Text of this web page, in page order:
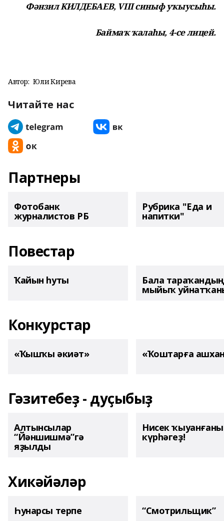
Фәнзил КИЛДЕБАЕВ, VIII синыф уҡыусыһы.
Баймаҡ ҡалаһы, 4-се лицей.
Автор: Юлиә Кирәева
Читайте нас
Партнеры
Фотобанк
журналистов РБ
Рубрика "Еда и
напитки"
Повестар
Ҡайын һуты Бала тараҡандың
мыйыҡ
Конкурстар
«Ҡышҡы әкиәт» «Ҡоштарға
Гәзитебеҙ - дуҫыбыҙ
Алтынсылар
“Йәншишмә”гә
яҙылды
Нисек
күрһәгеҙ!
Хикәйәләр
Һунарсы терпе “Смотрильщик”